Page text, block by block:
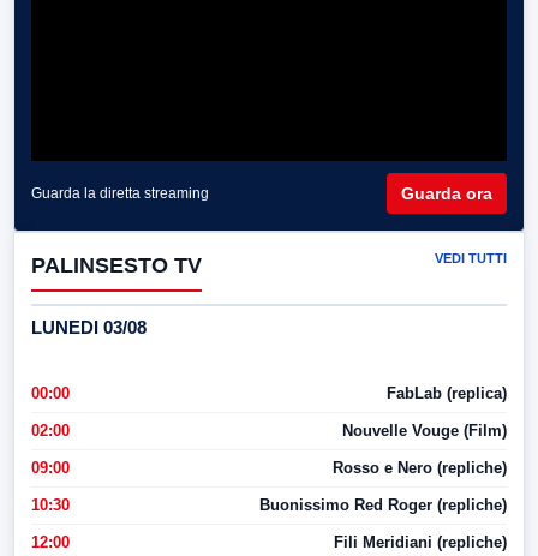
Guarda la diretta streaming Guarda ora
PALINSESTO TV VEDI TUTTI
LUNEDI 03/08
00:00 FabLab (replica)
02:00 Nouvelle Vouge (Film)
09:00 Rosso e Nero (repliche)
10:30 Buonissimo Red Roger (repliche)
12:00 Fili Meridiani (repliche)